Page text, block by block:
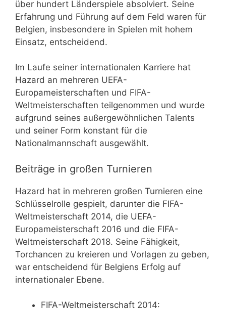
über hundert Länderspiele absolviert. Seine
Erfahrung und Führung auf dem Feld waren für
Belgien, insbesondere in Spielen mit hohem
Einsatz, entscheidend.
Im Laufe seiner internationalen Karriere hat
Hazard an mehreren UEFA-
Europameisterschaften und FIFA-
Weltmeisterschaften teilgenommen und wurde
aufgrund seines außergewöhnlichen Talents
und seiner Form konstant für die
Nationalmannschaft ausgewählt.
Beiträge in großen Turnieren
Hazard hat in mehreren großen Turnieren eine
Schlüsselrolle gespielt, darunter die FIFA-
Weltmeisterschaft 2014, die UEFA-
Europameisterschaft 2016 und die FIFA-
Weltmeisterschaft 2018. Seine Fähigkeit,
Torchancen zu kreieren und Vorlagen zu geben,
war entscheidend für Belgiens Erfolg auf
internationaler Ebene.
FIFA-Weltmeisterschaft 2014: